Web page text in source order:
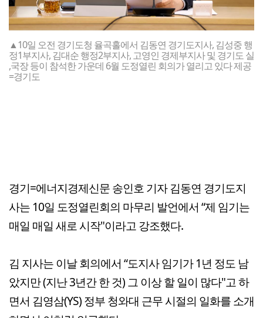
▲10일 오전 경기도청 율곡홀에서 김동연 경기도지사, 김성중 행
정1부지사, 김대순 행정2부지사, 고영인 경제부지사 및 경기도 실
,국장 등이 참석한 가운데 6월 도정열린 회의가 열리고 있다 제공
=경기도
경기=에너지경제신문 송인호 기자 김동연 경기도지
사는 10일 도정열린회의 마무리 발언에서 “제 임기는
매일 매일 새로 시작"이라고 강조했다.
김 지사는 이날 회의에서 “도지사 임기가 1년 정도 남
았지만 (지난 3년간 한 것) 그 이상 할 일이 많다"고 하
면서 김영삼(YS) 정부 청와대 근무 시절의 일화를 소개